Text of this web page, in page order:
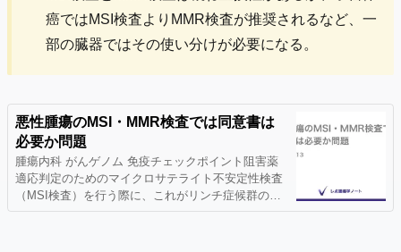
癌ではMSI検査よりMMR検査が推奨されるなど、一
部の臓器ではその使い分けが必要になる。
悪性腫瘍のMSI・MMR検査では同意書は
必要か問題
腫瘍内科 がんゲノム 免疫チェックポイント阻害薬
適応判定のためのマイクロサテライト不安定性検査
（MSI検査）を行う際に、これがリンチ症候群のス
クリーニングにもなりうることを説明し同意を得た